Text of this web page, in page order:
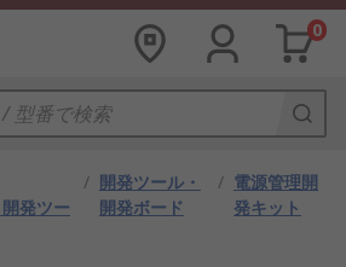
0
発ツー
/ 開発ツール・
開発ボード
/ 電源管理開
発キット